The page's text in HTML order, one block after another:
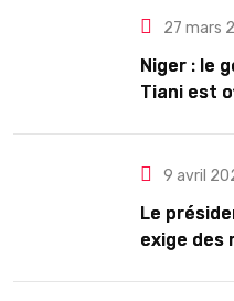
27 mars
Niger : le
Tiani est
9 avril
Le
exige des